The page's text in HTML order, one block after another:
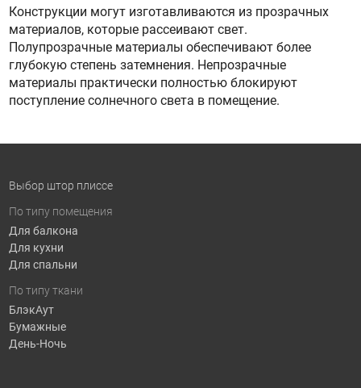
Конструкции могут изготавливаются из прозрачных
материалов, которые рассеивают свет.
Полупрозрачные материалы обеспечивают более
глубокую степень затемнения. Непрозрачные
материалы практически полностью блокируют
поступление солнечного света в помещение.
Выбор штор плиссе
По типу помещения
Для балкона
Для кухни
Для спальни
По типу ткани
БлэкАут
Бумажные
День-Ночь